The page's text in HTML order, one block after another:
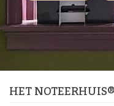
HET NOTEERHUIS®